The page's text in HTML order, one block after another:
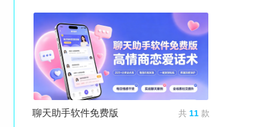
聊天助手软件免费版 共 11 款